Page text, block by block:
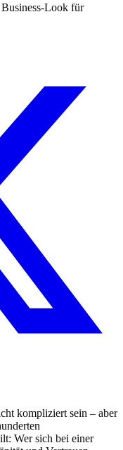
Look für
kompliziert sein – aber
Wer sich bei einer